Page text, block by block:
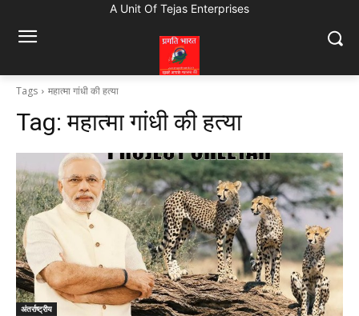
A Unit Of Tejas Enterprises
Tags महात्मा गांधी की हत्या
Tag:महात्मा गांधी की हत्या
अंतर्राष्ट्रीय